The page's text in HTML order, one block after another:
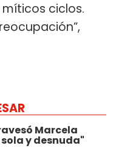
ciclos.
Marcela
y desnuda"